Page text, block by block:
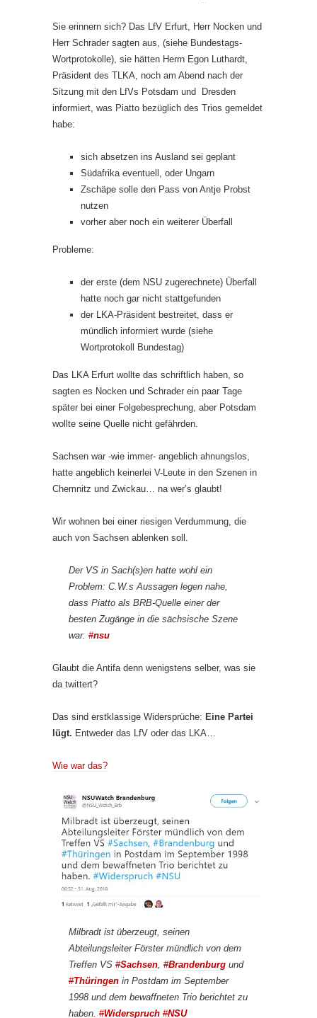
Sie erinnern sich? Das LfV Erfurt, Herr Nocken und
Herr Schrader sagten aus, (siehe Bundestags-
Wortprotokolle), sie hätten Herrn Egon Luthardt,
Präsident des TLKA, noch am Abend nach der
Sitzung mit den LfVs Potsdam und Dresden
informiert, was Piatto bezüglich des Trios gemeldet
habe:
sich absetzen ins Ausland sei geplant
Südafrika eventuell, oder Ungarn
Zschäpe solle den Pass von Antje Probst
nutzen
vorher aber noch ein weiterer Überfall
Probleme:
der erste (dem NSU zugerechnete) Überfall
hatte noch gar nicht stattgefunden
der LKA-Präsident bestreitet, dass er
mündlich informiert wurde (siehe
Wortprotokoll Bundestag)
Das LKA Erfurt wollte das schriftlich haben, so
sagten es Nocken und Schrader ein paar Tage
später bei einer Folgebesprechung, aber Potsdam
wollte seine Quelle nicht gefährden.
Sachsen war -wie immer- angeblich ahnungslos,
hatte angeblich keinerlei V-Leute in den Szenen in
Chemnitz und Zwickau… na wer’s glaubt!
Wir wohnen bei einer riesigen Verdummung, die
auch von Sachsen ablenken soll.
Der VS in Sach(s)en hatte wohl ein
Problem: C.W.s Aussagen legen nahe,
dass Piatto als BRB-Quelle einer der
besten Zugänge in die sächsische Szene
war. #nsu
Glaubt die Antifa denn wenigstens selber, was sie
da twittert?
Das sind erstklassige Widersprüche: Eine Partei
lügt. Entweder das LfV oder das LKA…
Wie war das?
Milbradt ist überzeugt, seinen
Abteilungsleiter Förster mündlich von dem
Treffen VS #Sachsen #Brandenburg und
#Thüringen in Postdam im September
1998 und dem bewaffneten Trio berichtet zu
haben. #Widerspruch #NSU